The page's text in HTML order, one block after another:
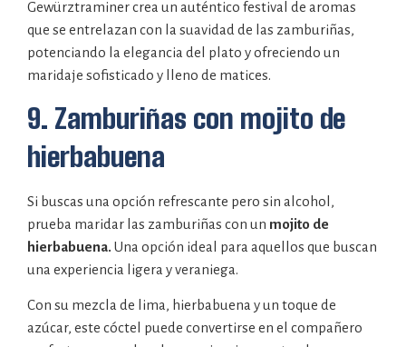
Gewürztraminer crea un auténtico festival de aromas
que se entrelazan con la suavidad de las zamburiñas,
potenciando la elegancia del plato y ofreciendo un
maridaje sofisticado y lleno de matices.
9. Zamburiñas con mojito de
hierbabuena
Si buscas una opción refrescante pero sin alcohol,
prueba maridar las zamburiñas con un mojito de
hierbabuena. Una opción ideal para aquellos que buscan
una experiencia ligera y veraniega.
Con su mezcla de lima, hierbabuena y un toque de
azúcar, este cóctel puede convertirse en el compañero